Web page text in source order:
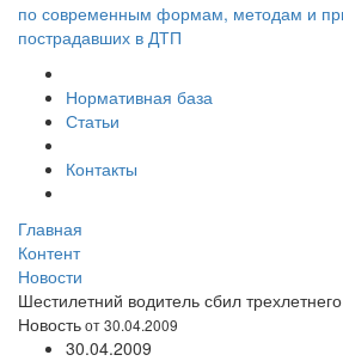
по современным формам, методам и
пострадавших в ДТП
Нормативная база
Статьи
Контакты
Главная
Контент
Новости
Шестилетний водитель сбил
Новостьот 30.04.2009
30.04.2009